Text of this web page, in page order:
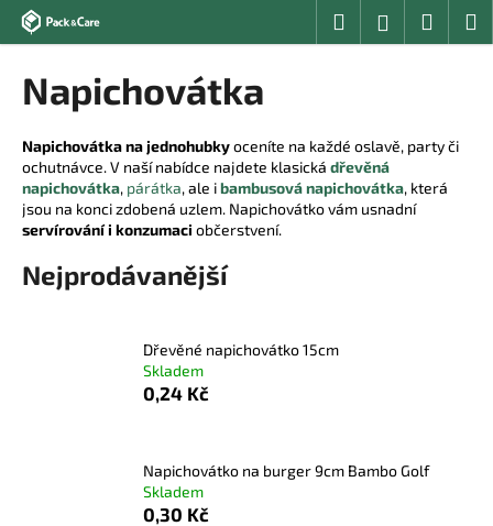
Přejít
obsah
HledatPřihlášení
Napichovátka
Napichovátka na jednohubkyoceníte na každé oslavě, party či
ochutnávce. V naší nabídce najdete klasická dřevěná
napichovátka, párátka, ale ibambusová napichovátka, která
jsou na konci zdobená uzlem. Napichovátko vám usnadní
servírování i konzumaci občerstvení.
Nejprodávanější
Dřevěné napichovátko 15cm
Skladem
0,24 Kč
Napichovátko na burger 9cm Bambo Golf
Skladem
0,30 Kč
o
o
p
o
t
ř
e